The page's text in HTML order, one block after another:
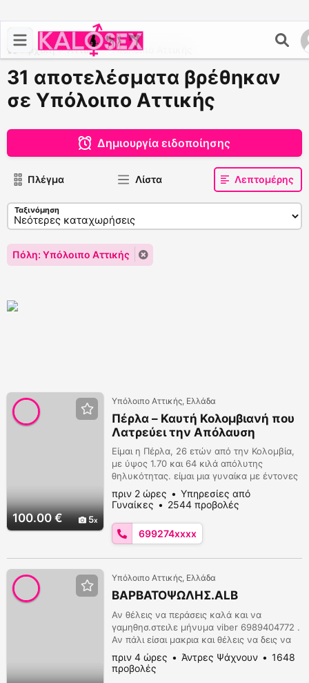
Αρχική >Αττική >Υπόλοιπο Αττικής
31 αποτελέσματα βρέθηκαν
σε Υπόλοιπο Αττικής
Δημιουργία ειδοποίησης
Πλέγμα Λίστα Λεπτομέρης
Ταξινόμηση
Πόλη: Υπόλοιπο Αττικής
100.00 € 5
Υπόλοιπο Αττικής, Ελλάδα
Πέρλα – Καυτή Κολομβιανή που
Λατρεύει την Απόλαυση
Είμαι η Πέρλα, 26 ετών από την Κολομβία,
με ύψος 1.70 και 64 κιλά απόλυτης
θηλυκότητας. είμαι μια γυναίκα με έντονες
επιθυμίες. Μου αρέσει να απολαμβάνω
κάθε συνάντηση, να νιώθω, να δίνω και να
παίρνω. Μαζί μου θα ζήσεις κάτι
αυθόρμητο, γλυκό αλλά και εκρηκτικό.
Κάθε στιγμή μας θα είναι αληθινή... και
πριν 2 ώρες
Υπηρεσίες από
Γυναίκες
2544 προβολές
699274xxxx
Υπόλοιπο Αττικής, Ελλάδα
ΒΑΡΒΑΤΟΨΩΛΗΣ.ALB
Αν θέλεις να περάσεις καλά και να
γαμηθησ.στειλε μήνυμα viber 6989404772 .
Αν πάλι είσαι μακρια και θέλεις να δεις να
γαμαω πουστρακια ξεφτιλιζω και να τον
παίζω με μπινελικια και να χινω. Σου
στέλνω 29 βίντεο με 30€.
πριν 4 ώρες Άντρες Ψάχνουν
1648
προβολές